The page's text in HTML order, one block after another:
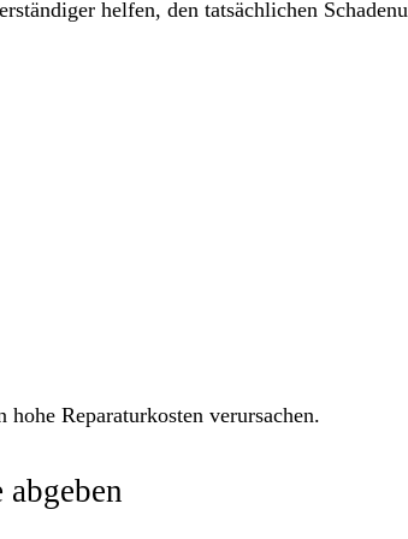
helfen, den tatsächlichen
hohe Reparaturkosten verursachen.